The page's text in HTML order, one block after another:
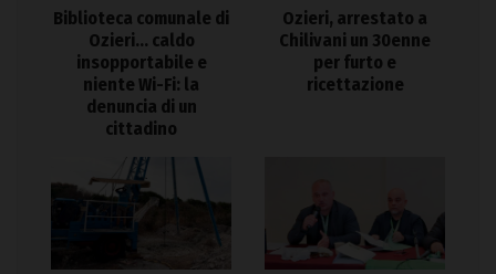
Biblioteca comunale di
Ozieri… caldo
insopportabile e
niente Wi-Fi: la
denuncia di un
cittadino
Ozieri, arrestato a
Chilivani un 30enne
per furto e
ricettazione